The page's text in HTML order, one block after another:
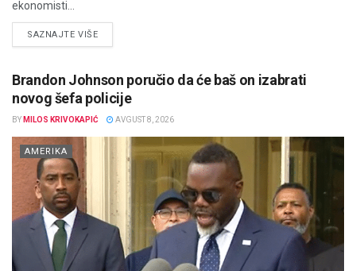
ekonomisti...
SAZNAJTE VIŠEDETAILS
Brandon Johnson poručio da će baš on izabrati
novog šefa policije
BY MILOS KRIVOKAPIĆ AVGUST 8, 2026
AMERIKA